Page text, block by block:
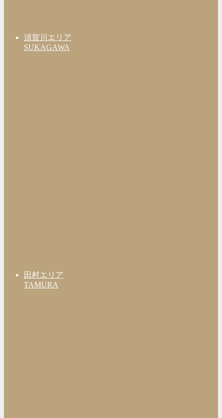
須賀川エリア
SUKAGAWA
田村エリア
TAMURA